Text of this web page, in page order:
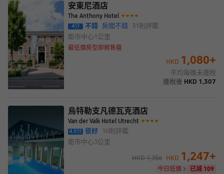
安東尼酒店
The Anthony Hotel
4分 不錯 房間不錯 31 則評鑑
距市中心 1公里
最低價房型即將售罄
HKD 1,080+
平均每晚未連稅
連稅後 HKD 1,307
烏特勒支凡德瓦克酒店
Van der Valk Hotel Utrecht
4.5分 很好 10則評鑑
距市中心3公里
HKD1,356 HKD 1,247+
今日低價 已減 109